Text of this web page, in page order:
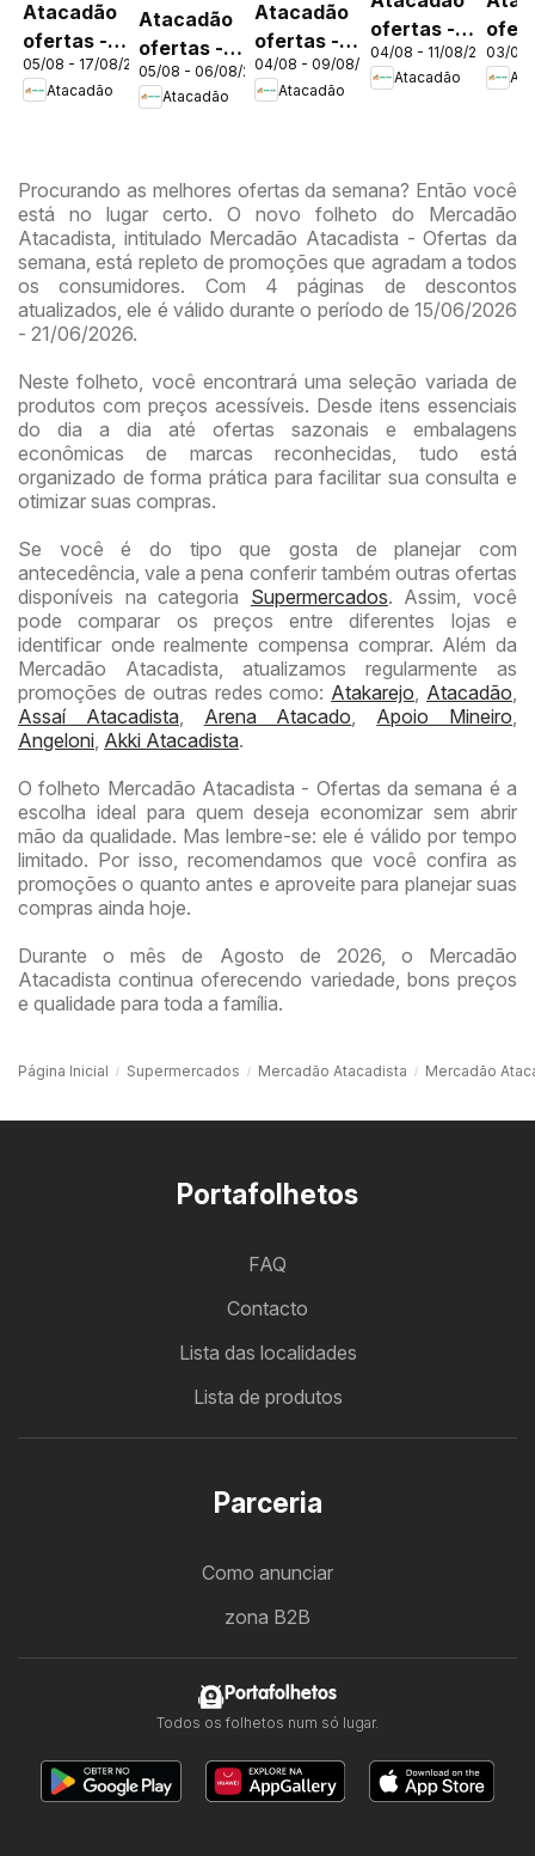
Atacadão
ofertas -
DF
05/08 - 17/08/2026
Atacadão
Atacadão
ofertas -
DF
05/08 - 06/08/2026
Atacadão
Atacadão
ofertas -
DF
04/08 - 09/08/2026
Atacadão
ofertas -
DF
04/08 - 11/08/2026
Atacadão
DF
03/08
Procurando as melhores ofertas da semana? Então você
está no lugar certo. O novo folheto do Mercadão
Atacadista, intitulado Mercadão Atacadista - Ofertas da
semana, está repleto de promoções que agradam a todos
os consumidores. Com 4 páginas de descontos
atualizados, ele é válido durante o período de 15/06/2026
- 21/06/2026.
Neste folheto, você encontrará uma seleção variada de
produtos com preços acessíveis. Desde itens essenciais
do dia a dia até ofertas sazonais e embalagens
econômicas de marcas reconhecidas, tudo está
organizado de forma prática para facilitar sua consulta e
otimizar suas compras.
Se você é do tipo que gosta de planejar com
antecedência, vale a pena conferir também outras ofertas
disponíveis na categoria Supermercados. Assim, você
pode comparar os preços entre diferentes lojas e
identificar onde realmente compensa comprar. Além da
Mercadão Atacadista, atualizamos regularmente as
promoções de outras redes como: Atakarejo Atacadão
Assaí Atacadista, Arena Atacado Apoio Mineiro
Angeloni Akki Atacadista.
O folheto Mercadão Atacadista - Ofertas da semana é a
escolha ideal para quem deseja economizar sem abrir
mão da qualidade. Mas lembre-se: ele é válido por tempo
limitado. Por isso, recomendamos que você confira as
promoções o quanto antes e aproveite para planejar suas
compras ainda hoje.
Durante o mês de Agosto de 2026, o Mercadão
Atacadista continua oferecendo variedade, bons preços
e qualidade para toda a família.
Página Inicial Supermercados Mercadão Atacadista Mercadão
Portafolhetos
FAQ
Contacto
Lista das localidades
Lista de produtos
Parceria
Como anunciar
zona B2B
Portafolhetos
Todos os folhetos num só lugar.